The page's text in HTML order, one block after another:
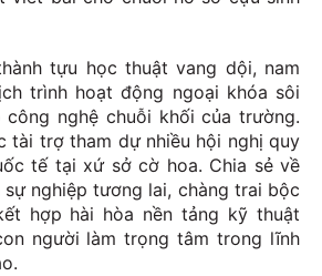
tựu học thuật vang dội, nam
trình hoạt động ngoại khóa sôi
nghệ chuỗi khối của trường.
tài trợ tham dự nhiều hội nghị quy
tế tại xứ sở cờ hoa. Chia sẻ về
nghiệp tương lai, chàng trai bộc
hợp hài hòa nền tảng kỹ thuật
người làm trọng tâm trong lĩnh